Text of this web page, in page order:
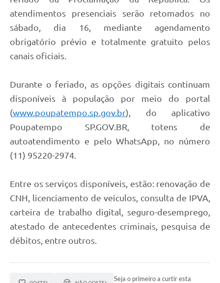
atendimentos presenciais serão retomados no
sábado, dia 16, mediante agendamento
obrigatório prévio e totalmente gratuito pelos
canais oficiais.
Durante o feriado, as opções digitais continuam
disponíveis à população por meio do portal
(www.poupatempo.sp.gov.br), do aplicativo
Poupatempo SP.GOV.BR, totens de
autoatendimento e pelo WhatsApp, no número
(11) 95220-2974.
Entre os serviços disponíveis, estão: renovação de
CNH, licenciamento de veículos, consulta de IPVA,
carteira de trabalho digital, seguro-desemprego,
atestado de antecedentes criminais, pesquisa de
débitos, entre outros.
Seja o primeiro a curtir esta